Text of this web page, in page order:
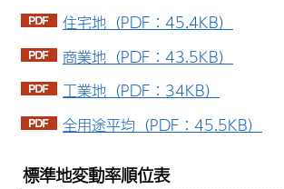
住宅地（PDF：45.4KB）
商業地（PDF：43.5KB）
工業地（PDF：34KB）
全用途平均（PDF：45.5KB）
標準地変動率順位表